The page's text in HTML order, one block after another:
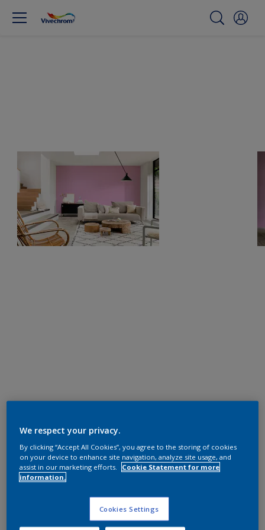
We respect your privacy.
By clicking “Accept All Cookies”, you agree to the storing of cookies
on your device to enhance site navigation, analyze site usage, and
assist in our marketing efforts.
Cookie Statement for more
information.
Cookies Settings